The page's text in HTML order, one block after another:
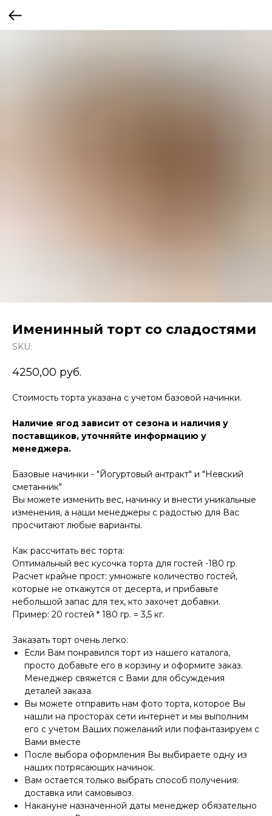
Именинный торт со сладостями
SKU:
4250,00 руб.
Стоимость торта указана с учетом базовой начинки.
Наличие ягод зависит от сезона и наличия у
поставщиков, уточняйте информацию у
менеджера.
Базовые начинки - "Йогуртовый антракт" и "Невский
сметанник"
Вы можете изменить вес, начинку и внести уникальные
изменения, а наши менеджеры с радостью для Вас
просчитают любые варианты.
Как рассчитать вес торта:
Оптимальный вес кусочка торта для гостей -180 гр.
Расчет крайне прост: умножьте количество гостей,
которые не откажутся от десерта, и прибавьте
небольшой запас для тех, кто захочет добавки.
Пример: 20 гостей * 180 гр. = 3,5 кг.
Заказать торт очень легко:
Если Вам понравился торт из нашего каталога,
просто добавьте его в корзину и оформите заказ.
Менеджер свяжется с Вами для обсуждения
деталей заказа.
Вы можете отправить нам фото торта, которое Вы
нашли на просторах сети интернет и мы выполним
его с учетом Ваших пожеланий или пофантазируем с
Вами вместе
После выбора оформления Вы выбираете одну из
наших потрясающих начинок.
Вам остается только выбрать способ получения:
доставка или самовывоз.
Накануне назначенной даты менеджер обязательно